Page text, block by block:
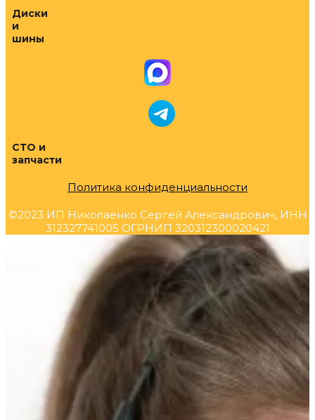
Диски
и
шины
СТО и
запчасти
Политика конфиденциальности
©2023 ИП Николаенко Сергей Александрович, ИНН
312327741005 ОГРНИП 320312300020421